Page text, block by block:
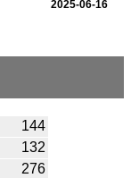
2025-06-16
144
132
276